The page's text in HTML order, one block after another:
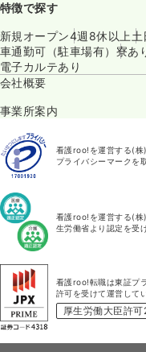
特徴で探す
新規オープン4週8休以上 土
車通勤可（駐車場有） 寮あ
電子カルテあり
会社概要
事業所案内
看護roo!を運営する(株
プライバシーマークを
看護roo!を運営する(株
生労働省より認定を受
看護roo!転職は東証プ
許可を受けて運営して
厚生労働大臣許